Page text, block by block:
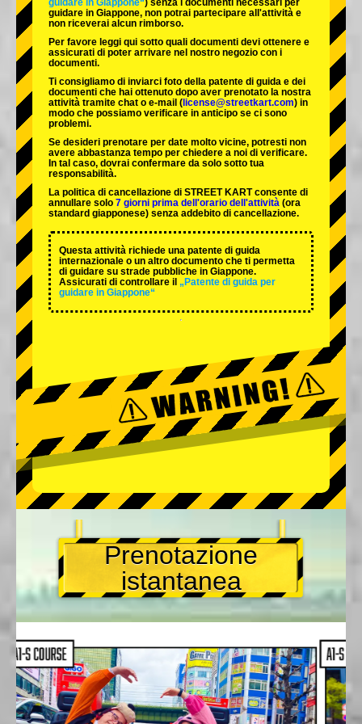
guidare in Giappone“) senza i documenti necessari per
guidare in Giappone, non potrai partecipare all'attività e
non riceverai alcun rimborso.
Per favore leggi qui sotto quali documenti devi ottenere e
assicurati di poter arrivare nel nostro negozio con i
documenti.
Ti consigliamo di inviarci foto della patente di guida e dei
documenti che hai ottenuto dopo aver prenotato la nostra
attività tramite chat o e-mail ( license@streetkart.com) in
modo che possiamo verificare in anticipo se ci sono
problemi.
Se desideri prenotare per date molto vicine, potresti non
avere abbastanza tempo per chiedere a noi di verificare.
In tal caso, dovrai confermare da solo sotto tua
responsabilità.
La politica di cancellazione di STREET KART consente di
annullare solo 7 giorni prima dell'orario dell'attività (ora
standard giapponese) senza addebito di cancellazione.
Questa attività richiede una patente di guida
internazionale o un altro documento che ti permetta
di guidare su strade pubbliche in Giappone.
Assicurati di controllare il „Patente di guida per
guidare in Giappone“
Prenotazione
istantanea